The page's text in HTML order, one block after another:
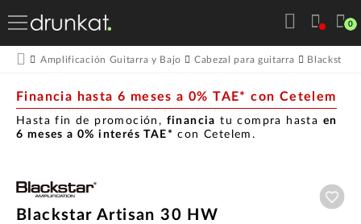
0
Amplificación Guitarra y Bajo Cabezal para guitarra Blackstar
Financia hasta 6 meses a 0% TAE* con Cetelem
Hasta fin de promoción, financia tu compra hasta en
6 meses a 0% interés TAE* con Cetelem.
Blackstar Artisan 30 HW